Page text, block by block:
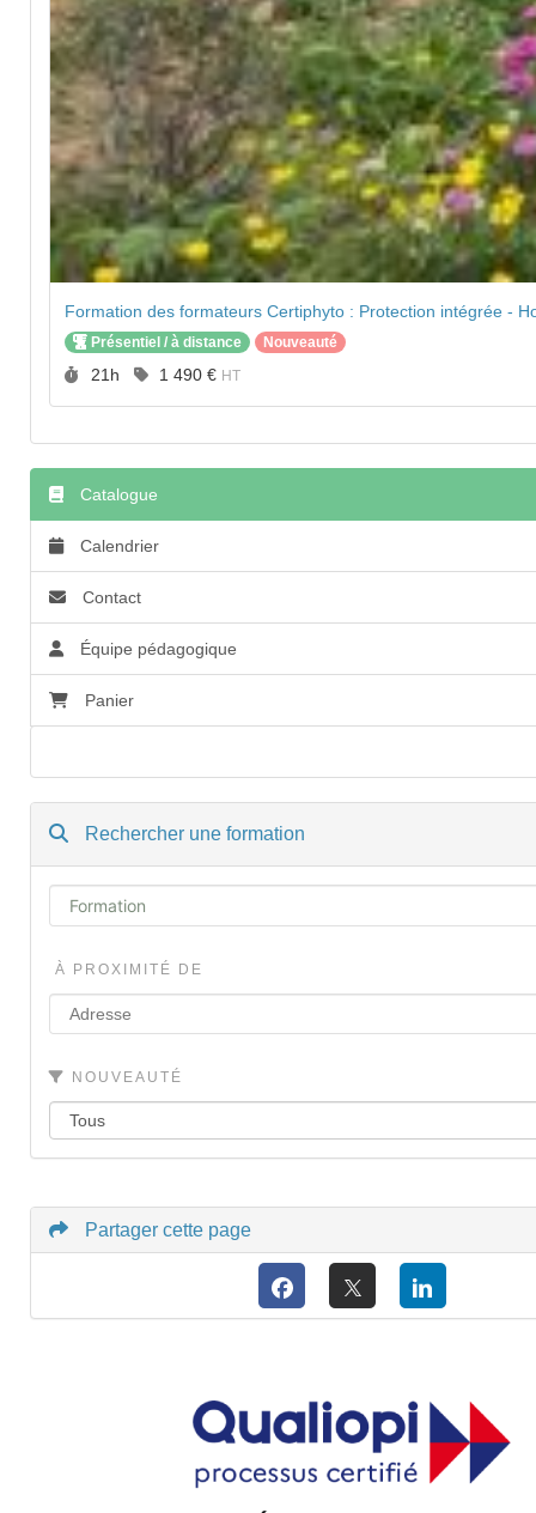
Présentiel / à distance Nouveauté
Durée :
21h Prix :
1 490 € HT
Catalogue
Calendrier
Contact
Équipe pédagogique
Panier
Rechercher une formation
À PROXIMITÉ DE
NOUVEAUTÉ
Partager cette page